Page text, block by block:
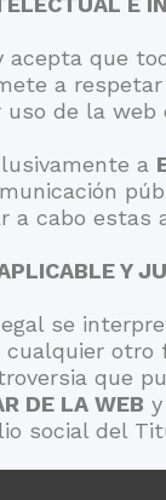
acepta que
a
uso de la
a
a cabo estas
Y
se
cualquier
que
DE LA WEB
social del